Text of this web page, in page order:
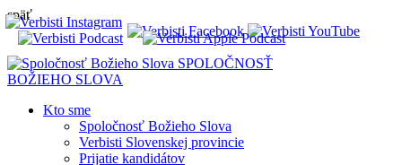
späť
SPOLOČNOSŤ
BOŽIEHO SLOVA
Kto sme
Spoločnosť Božieho Slova
Verbisti Slovenskej provincie
Prijatie kandidátov